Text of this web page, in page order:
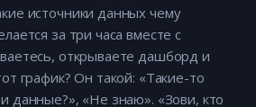
источники данных чему
за три часа вместе с
открываете дашборд и
график? Он такой: «Такие-то
данные?», «Не знаю». «Зови, кто